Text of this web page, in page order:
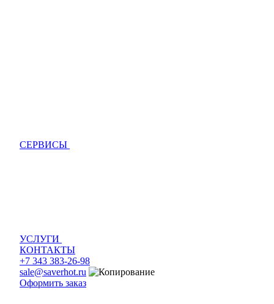
СЕРВИСЫ
УСЛУГИ
КОНТАКТЫ
+7 343 383-26-98
sale@saverhot.ru
Оформить заказ